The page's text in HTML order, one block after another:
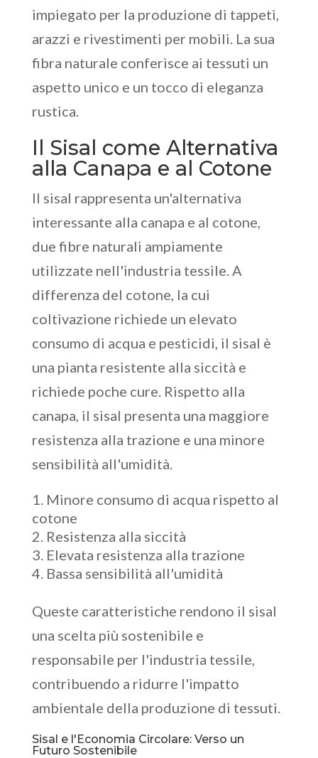
impiegato per la produzione di tappeti,
arazzi e rivestimenti per mobili. La sua
fibra naturale conferisce ai tessuti un
aspetto unico e un tocco di eleganza
rustica.
Il Sisal come Alternativa
alla Canapa e al Cotone
Il sisal rappresenta un'alternativa
interessante alla canapa e al cotone,
due fibre naturali ampiamente
utilizzate nell'industria tessile. A
differenza del cotone, la cui
coltivazione richiede un elevato
consumo di acqua e pesticidi, il sisal è
una pianta resistente alla siccità e
richiede poche cure. Rispetto alla
canapa, il sisal presenta una maggiore
resistenza alla trazione e una minore
sensibilità all'umidità.
Minore consumo di acqua rispetto al
cotone
Resistenza alla siccità
Elevata resistenza alla trazione
Bassa sensibilità all'umidità
Queste caratteristiche rendono il sisal
una scelta più sostenibile e
responsabile per l'industria tessile,
contribuendo a ridurre l'impatto
ambientale della produzione di tessuti.
Sisal e l'Economia Circolare: Verso un
Futuro Sostenibile